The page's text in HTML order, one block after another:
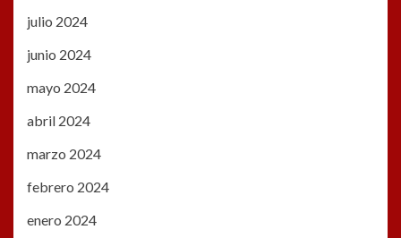
julio 2024
junio 2024
mayo 2024
abril 2024
marzo 2024
febrero 2024
enero 2024